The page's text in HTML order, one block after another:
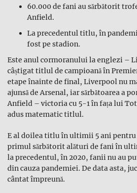
60.000 de fani au sărbătorit
Anfield.
La precedentul titlu, în
fost pe stadion.
Este anul cormoranului la englezi –
câștigat titlul de campioană în
etape înainte de final, Liverpool nu
ajunsă de Arsenal, iar sărbătoarea a
Anfield – victoria cu 5-1 în fața lui
adus matematic titlul.
E al doilea titlu în ultimii 5 ani
primul sărbătorit alături de fani în
la precedentul, în 2020, fanii nu au
din cauza pandemiei. De data asta,
cântat împreună.